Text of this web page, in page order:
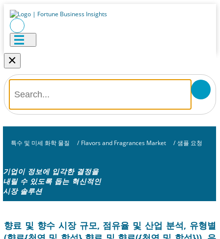
×
특수 및 미세 화학 물질 / Flavors and Fragrances Market / 샘플 요청
기업이 정보에 입각한 결정을
내릴 수 있도록 돕는 혁신적인
시장 솔루션
향료 및 향수 시장 규모, 점유율 및 산업 분석, 유형별